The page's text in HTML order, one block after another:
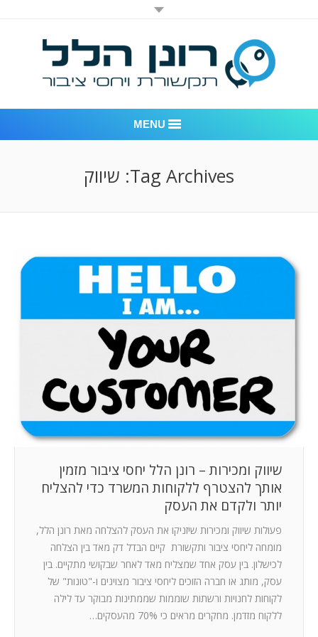
MENU
לקוחות – משרד יחסי ציבור רונן הלל
חדר חדשות
המלצות
ניהול מוניטין
צור קשר
Tag Archives: שיווק
שיווק ומכירות – רונן הלל יחסי ציבור מזמין
אותך להצטרף ללקוחות המשרד כדי להצליח
יותר ולקדם את העסק
פעולות שיווק ומכירות שיזניקו את העסק להצלחה מאת רונן הלל,
מומחה ליחסי ציבור ותקשורת קיים הבדל דק מאד בין הצלחה
לכישלון. בין עסק אחד שמצליח מאד לאחר שבקושי מתקיים. בין
עסק, מותג או חברה הזוכים ליחסי ציבור מצוינים ו-"טונות" של
לקוחות לחנויות ורשתות שוממות שממתינות מבוקר עד לילה
ללקוח מזדמן. מחקרים מראים כי 70% מהעסקים…